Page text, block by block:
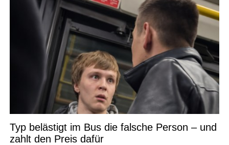
Typ belästigt im Bus die falsche Person – und
zahlt den Preis dafür